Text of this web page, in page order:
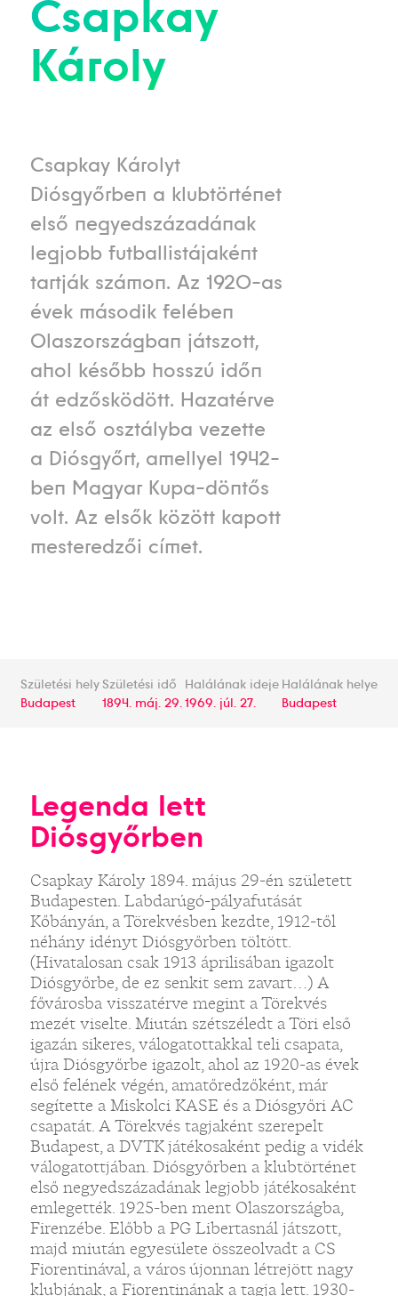
Csapkay
Károly
Csapkay Károlyt
Diósgyőrben a klubtörténet
első negyedszázadának
legjobb futballistájaként
tartják számon. Az 1920-as
évek második felében
Olaszországban játszott,
ahol később hosszú időn
át edzősködött. Hazatérve
az első osztályba vezette
a Diósgyőrt, amellyel 1942-
ben Magyar Kupa-döntős
volt. Az elsők között kapott
mesteredzői címet.
Születési hely
Budapest
Születési idő
1894. máj. 29.
Halálának ideje
1969. júl. 27.
Halálának helye
Budapest
Legenda lett
Diósgyőrben
Csapkay Károly 1894. május 29-én született
Budapesten. Labdarúgó-pályafutását
Kőbányán, a Törekvésben kezdte, 1912-től
néhány idényt Diósgyőrben töltött.
(Hivatalosan csak 1913 áprilisában igazolt
Diósgyőrbe, de ez senkit sem zavart…) A
fővárosba visszatérve megint a Törekvés
mezét viselte. Miután szétszéledt a Töri első
igazán sikeres, válogatottakkal teli csapata,
újra Diósgyőrbe igazolt, ahol az 1920-as évek
első felének végén, amatőredzőként, már
segítette a Miskolci KASE és a Diósgyőri AC
csapatát. A Törekvés tagjaként szerepelt
Budapest, a DVTK játékosaként pedig a vidék
válogatottjában. Diósgyőrben a klubtörténet
első negyedszázadának legjobb játékosaként
emlegették. 1925-ben ment Olaszországba,
Firenzébe. Előbb a PG Libertasnál játszott,
majd miután egyesülete összeolvadt a CS
Fiorentinával, a város újonnan létrejött nagy
klubjának, a Fiorentinának a tagja lett. 1930-